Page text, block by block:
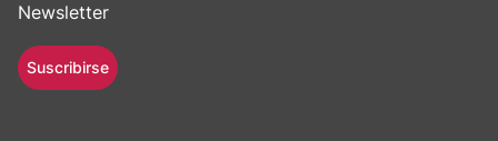
Newsletter
Suscribirse